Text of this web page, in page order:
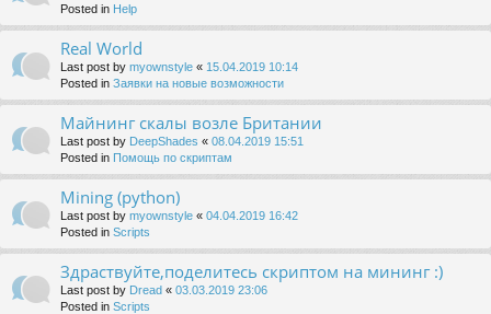
Posted in Help
Real World
Last post by myownstyle « 15.04.2019 10:14
Posted in Заявки на новые возможности
Майнинг скалы возле Британии
Last post by DeepShades « 08.04.2019 15:51
Posted in Помощь по скриптам
Mining (python)
Last post by myownstyle « 04.04.2019 16:42
Posted in Scripts
Здраствуйте,поделитесь скриптом на мининг :)
Last post by Dread « 03.03.2019 23:06
Posted in Scripts